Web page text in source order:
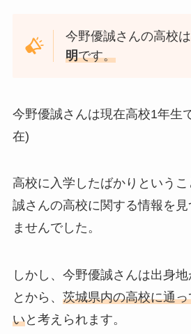
今野優誠さんの高校は
明です。
今野優誠さんは現在高校1年生
在)
高校に入学したばかりという
誠さんの高校に関する情報を
ませんでした。
しかし、今野優誠さんは出身
とから、 茨城県内の高校に通
いと考えられます。